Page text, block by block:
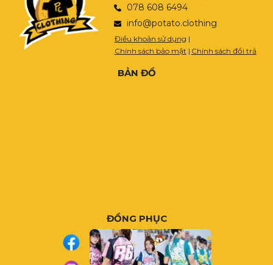
078 608 6494
info@potato.clothing
Điều khoản sử dụng |
Chính sách bảo mật | Chính sách đổi trả
BẢN ĐỒ
ĐỒNG PHỤC